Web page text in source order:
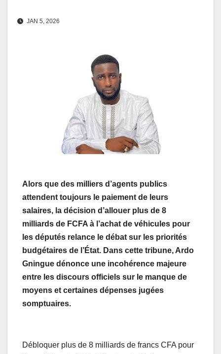
JAN 5, 2026
Alors que des milliers d’agents publics
attendent toujours le paiement de leurs
salaires, la décision d’allouer plus de 8
milliards de FCFA à l’achat de véhicules pour
les députés relance le débat sur les priorités
budgétaires de l’État. Dans cette tribune, Ardo
Gningue dénonce une incohérence majeure
entre les discours officiels sur le manque de
moyens et certaines dépenses jugées
somptuaires.
Débloquer plus de 8 milliards de francs CFA pour